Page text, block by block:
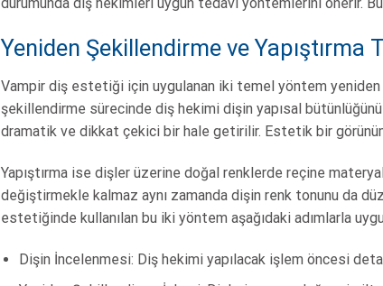
durumunda diş hekimleri uygun tedavi yöntemlerini önerir. Bu
Yeniden Şekillendirme ve Yapıştırma
Vampir diş estetiği için uygulanan iki temel yöntem
şekillendirme sürecinde diş hekimi dişin yapısal
dramatik ve dikkat çekici bir hale getirilir. Estetik bir
Yapıştırma ise dişler üzerine doğal renklerde reçine
değiştirmekle kalmaz aynı zamanda dişin renk tonunu da
estetiğinde kullanılan bu iki yöntem aşağıdaki adımlarla
Dişin İncelenmesi: Diş hekimi yapılacak işlem öncesi